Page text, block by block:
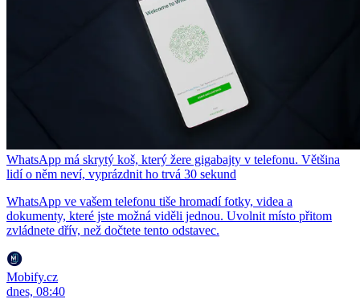
WhatsApp má skrytý koš, který žere gigabajty v telefonu. Většina
lidí o něm neví, vyprázdnit ho trvá 30 sekund
WhatsApp ve vašem telefonu tiše hromadí fotky, videa a
dokumenty, které jste možná viděli jednou. Uvolnit místo přitom
zvládnete dřív, než dočtete tento odstavec.
Mobify.cz
dnes, 08:40